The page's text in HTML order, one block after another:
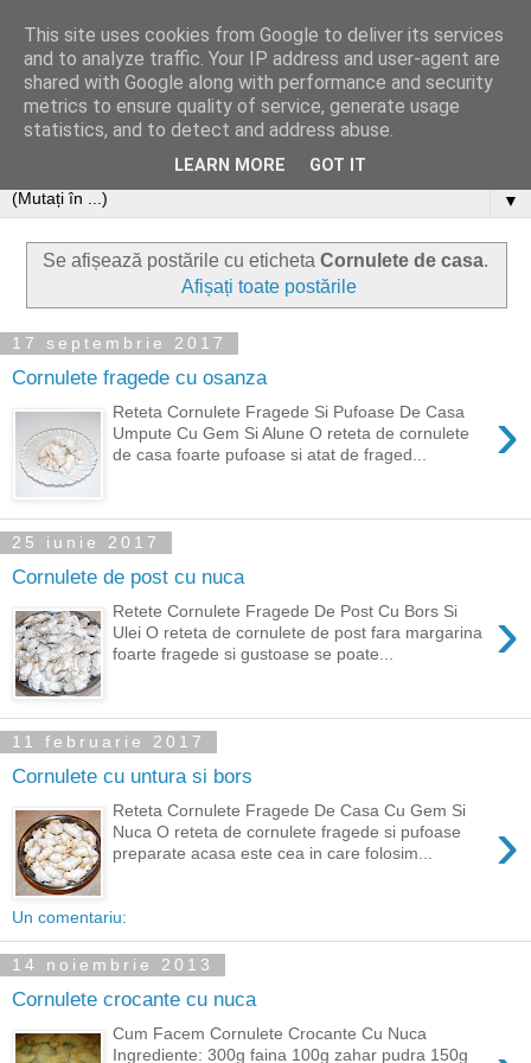
▼
Se afișează postările cu eticheta Cornulete de casa.
Afișați toate postările
17 septembrie 2017
Cornulete fragede cu osanza
›
Reteta Cornulete Fragede Si Pufoase De Casa
Umpute Cu Gem Si Alune O reteta de cornulete
de casa foarte pufoase si atat de fraged...
25 iunie 2017
Cornulete de post cu nuca
›
Retete Cornulete Fragede De Post Cu Bors Si
Ulei O reteta de cornulete de post fara margarina
foarte fragede si gustoase se poate...
11 februarie 2017
Cornulete cu untura si bors
›
Reteta Cornulete Fragede De Casa Cu Gem Si
Nuca O reteta de cornulete fragede si pufoase
preparate acasa este cea in care folosim...
Un comentariu:
14 noiembrie 2013
Cornulete crocante cu nuca
Cum Facem Cornulete Crocante Cu Nuca
Ingrediente: 300g faina 100g zahar pudra 150g
This site uses cookies from Google to deliver its services
and to analyze traffic. Your IP address and user-agent are
shared with Google along with performance and security
metrics to ensure quality of service, generate usage
statistics, and to detect and address abuse.
LEARN MORE GOT IT